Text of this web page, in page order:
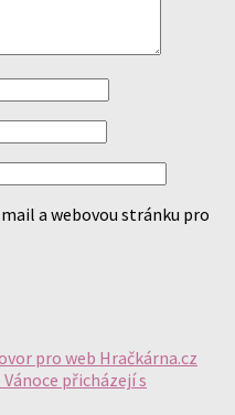
a webovou stránku pro
pro web Hračkárna.cz
Vánoce přicházejí s